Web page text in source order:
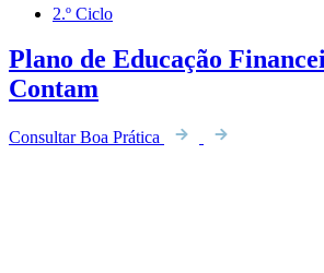
2.º Ciclo
Plano de Educação
Contam
Consultar Boa Prática